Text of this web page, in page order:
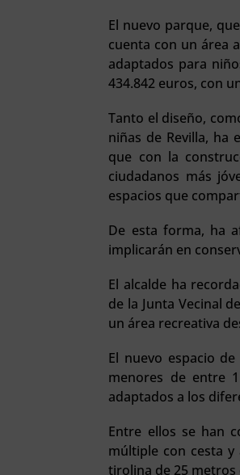
El nuevo parque,
cuenta con un área
adaptados para
434.842 euros, con
Tanto el diseño,
niñas de Revilla, ha
que con la
ciudadanos más
espacios que
De esta forma, ha
implicarán en
El alcalde ha
de la Junta Vecinal
un área recreativa
El nuevo espacio
menores de entre
adaptados a los
Entre ellos se han
múltiple con cesta
tirolina de 25 metros